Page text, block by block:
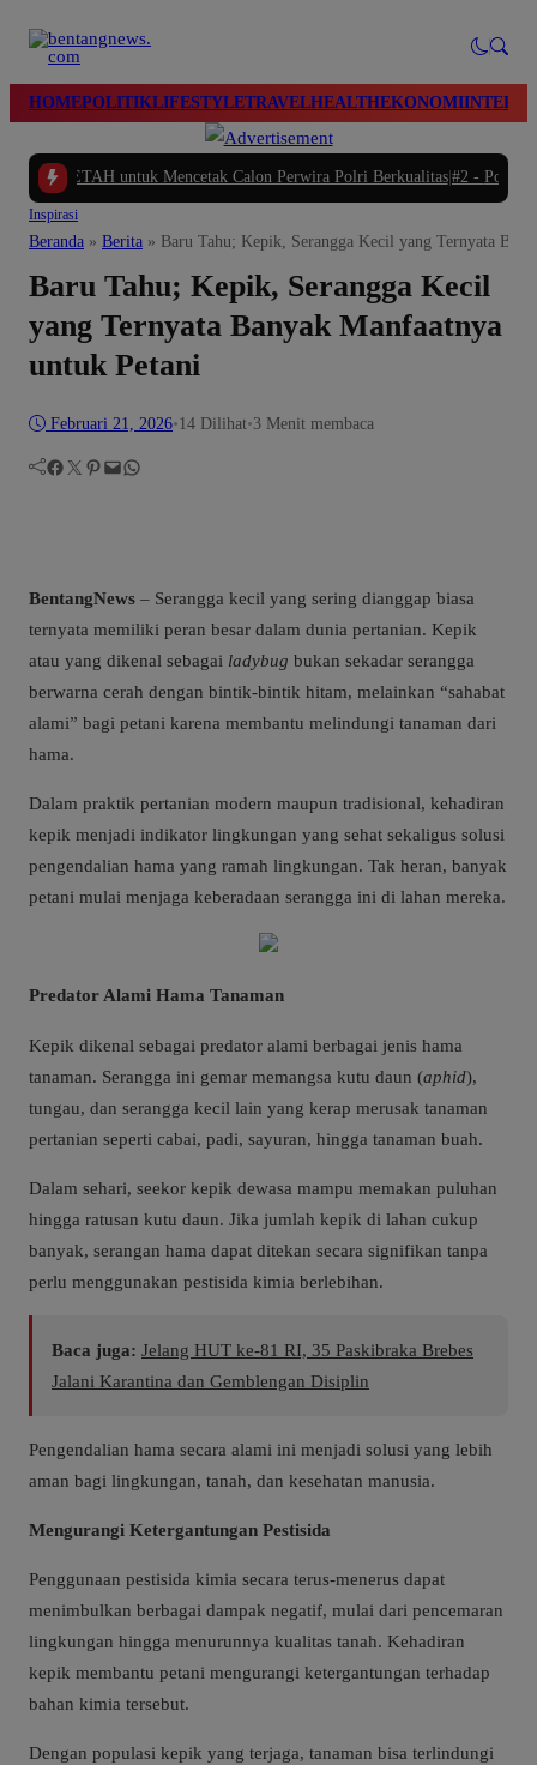
HOMEPOLITIKLIFESTYLETRAVELHEALTHEKONOMI
untuk Mencetak Calon Perwira Polri Berkualitas| #2 -Polres Brebes
Inspirasi
Beranda » Berita » Baru Tahu; Kepik, Serangga Kecil yang Ternyata
Baru Tahu; Kepik, Serangga Kecil
yang Ternyata Banyak Manfaatnya
untuk Petani
Februari 21, 2026•14 Dilihat•3 Menit membaca
Facebook Twitter Pinterest Mail WhatsApp
BentangNews – Serangga kecil yang sering dianggap biasa
ternyata memiliki peran besar dalam dunia pertanian. Kepik
atau yang dikenal sebagai ladybug bukan sekadar serangga
berwarna cerah dengan bintik-bintik hitam, melainkan “sahabat
alami” bagi petani karena membantu melindungi tanaman dari
hama.
Dalam praktik pertanian modern maupun tradisional, kehadiran
kepik menjadi indikator lingkungan yang sehat sekaligus solusi
pengendalian hama yang ramah lingkungan. Tak heran, banyak
petani mulai menjaga keberadaan serangga ini di lahan mereka.
Predator Alami Hama Tanaman
Kepik dikenal sebagai predator alami berbagai jenis hama
tanaman. Serangga ini gemar memangsa kutu daun (aphid),
tungau, dan serangga kecil lain yang kerap merusak tanaman
pertanian seperti cabai, padi, sayuran, hingga tanaman buah.
Dalam sehari, seekor kepik dewasa mampu memakan puluhan
hingga ratusan kutu daun. Jika jumlah kepik di lahan cukup
banyak, serangan hama dapat ditekan secara signifikan tanpa
perlu menggunakan pestisida kimia berlebihan.
Baca juga: Jelang HUT ke-81 RI, 35 Paskibraka Brebes
Jalani Karantina dan Gemblengan Disiplin
Pengendalian hama secara alami ini menjadi solusi yang lebih
aman bagi lingkungan, tanah, dan kesehatan manusia.
Mengurangi Ketergantungan Pestisida
Penggunaan pestisida kimia secara terus-menerus dapat
menimbulkan berbagai dampak negatif, mulai dari pencemaran
lingkungan hingga menurunnya kualitas tanah. Kehadiran
kepik membantu petani mengurangi ketergantungan terhadap
bahan kimia tersebut.
Dengan populasi kepik yang terjaga, tanaman bisa terlindungi